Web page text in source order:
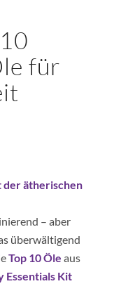
für
der ätherischen
– aber
überwältigend
Top 10 Öle aus
Essentials Kit